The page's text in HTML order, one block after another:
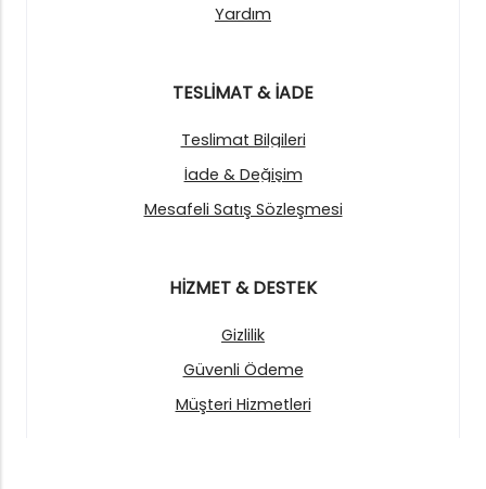
Yardım
TESLİMAT & İADE
Teslimat Bilgileri
İade & Değişim
Mesafeli Satış Sözleşmesi
HİZMET & DESTEK
Gizlilik
Güvenli Ödeme
Müşteri Hizmetleri